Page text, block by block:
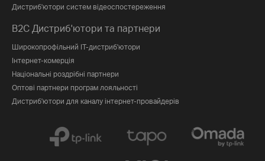
Дистриб'ютори систем відеоспостереження
B2C Дистриб'ютори та партнери
Широкопрофільний IT-дистриб'ютори
Інтернет-комерція
Національні роздрібні партнери
Оптові партнери програм лояльності
Дистриб'ютори для каналу інтернет-провайдерів